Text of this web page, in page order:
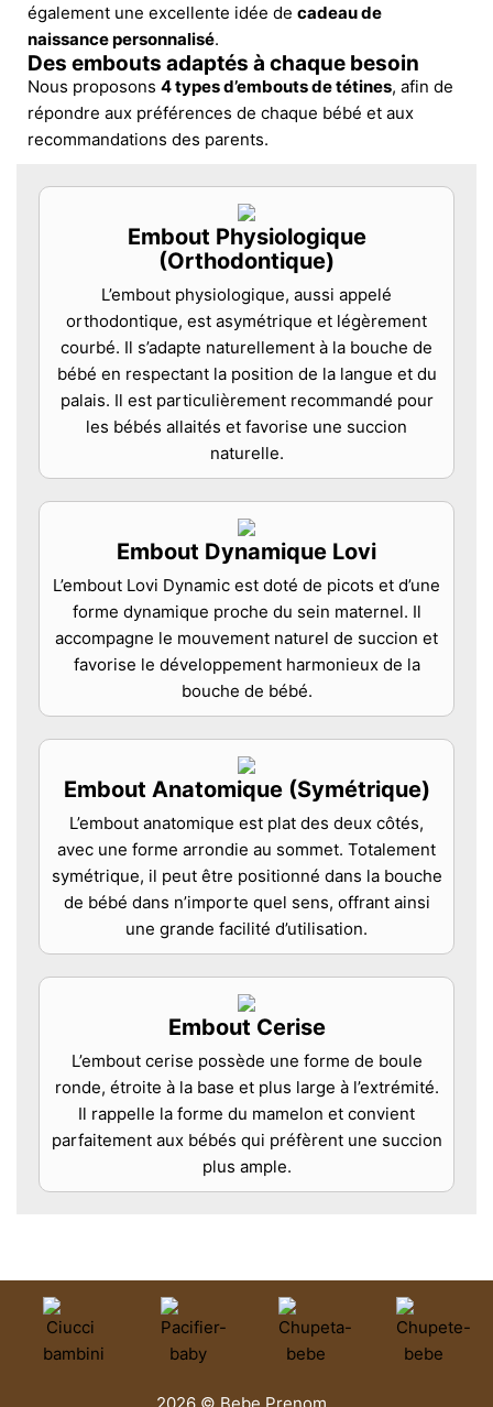
également une excellente idée de cadeau de
naissance personnalisé.
Des embouts adaptés à chaque besoin
Nous proposons 4 types d’embouts de tétines, afin de
répondre aux préférences de chaque bébé et aux
recommandations des parents.
Embout Physiologique
(Orthodontique)
L’embout physiologique, aussi appelé
orthodontique, est asymétrique et légèrement
courbé. Il s’adapte naturellement à la bouche de
bébé en respectant la position de la langue et du
palais. Il est particulièrement recommandé pour
les bébés allaités et favorise une succion
naturelle.
Embout Dynamique Lovi
L’embout Lovi Dynamic est doté de picots et d’une
forme dynamique proche du sein maternel. Il
accompagne le mouvement naturel de succion et
favorise le développement harmonieux de la
bouche de bébé.
Embout Anatomique (Symétrique)
L’embout anatomique est plat des deux côtés,
avec une forme arrondie au sommet. Totalement
symétrique, il peut être positionné dans la bouche
de bébé dans n’importe quel sens, offrant ainsi
une grande facilité d’utilisation.
Embout Cerise
L’embout cerise possède une forme de boule
ronde, étroite à la base et plus large à l’extrémité.
Il rappelle la forme du mamelon et convient
parfaitement aux bébés qui préfèrent une succion
plus ample.